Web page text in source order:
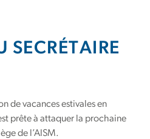
SECRÉTAIRE
de vacances estivales en
prête à attaquer la prochaine
de l’AISM.